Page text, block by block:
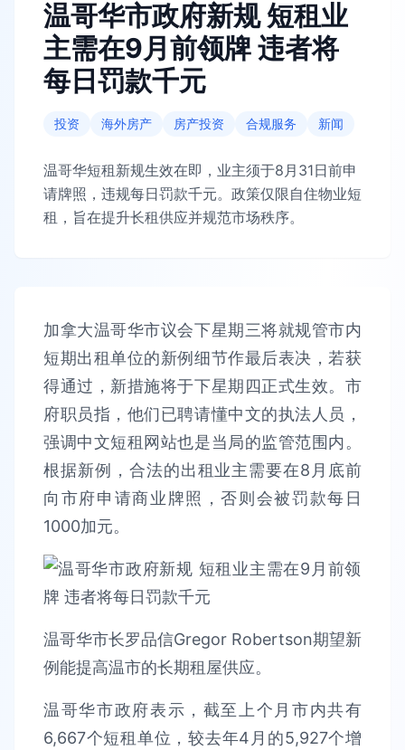
温哥华市政府新规 短租业
主需在9月前领牌 违者将
每日罚款千元
投资 海外房产 房产投资 合规服务 新闻
温哥华短租新规生效在即，业主须于8月31日前申
请牌照，违规每日罚款千元。政策仅限自住物业短
租，旨在提升长租供应并规范市场秩序。
加拿大温哥华市议会下星期三将就规管市内
短期出租单位的新例细节作最后表决，若获
得通过，新措施将于下星期四正式生效。市
府职员指，他们已聘请懂中文的执法人员，
强调中文短租网站也是当局的监管范围内。
根据新例，合法的出租业主需要在8月底前
向市府申请商业牌照，否则会被罚款每日
1000加元。
温哥华市长罗品信Gregor Robertson期望新
例能提高温市的长期租屋供应。
温哥华市政府表示，截至上个月市内共有
6,667个短租单位，较去年4月的5,927个增